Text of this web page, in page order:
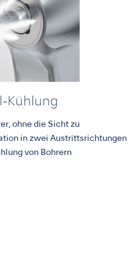
Kühlung
ohne die Sicht zu
in zwei Austrittsrichtungen
von Bohrern